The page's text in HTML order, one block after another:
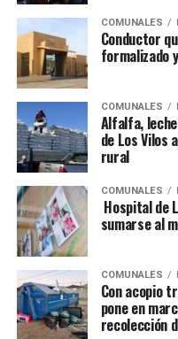
COMUNALES
Conductor
formalizado
COMUNALES
Alfalfa,
de Los Vilos
rural
COMUNALES
Hospital de
sumarse al
COMUNALES
Con acopio
pone en
recolección